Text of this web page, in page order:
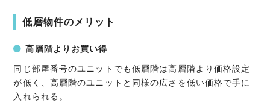
低層物件のメリット
高層階よりお買い得
同じ部屋番号のユニットでも低層階は高層階より価格設定
が低く、高層階のユニットと同様の広さを低い価格で手に
入れられる。